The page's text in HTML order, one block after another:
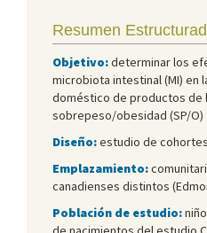
Resumen
Objetivo:determinar los
microbiota intestinal (MI) en
doméstico de productos de
sobrepeso/obesidad (SP/O)
Diseño:estudio de
Emplazamiento:
canadienses distintos
Población de estudio: